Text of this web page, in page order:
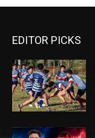
EDITOR PICKS